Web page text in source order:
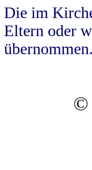
Die im
Eltern oder
übernommen.
©